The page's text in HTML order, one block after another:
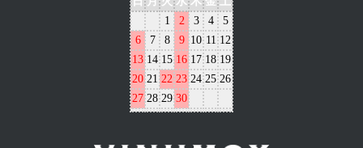
1
2 3 4
5
6
7 8 9 10 11 12
13 14 15 16 17 18 19
20 21 22 23 24 25 26
27 28 29 30